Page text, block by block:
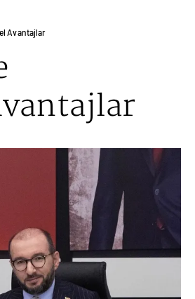
Avantajlar